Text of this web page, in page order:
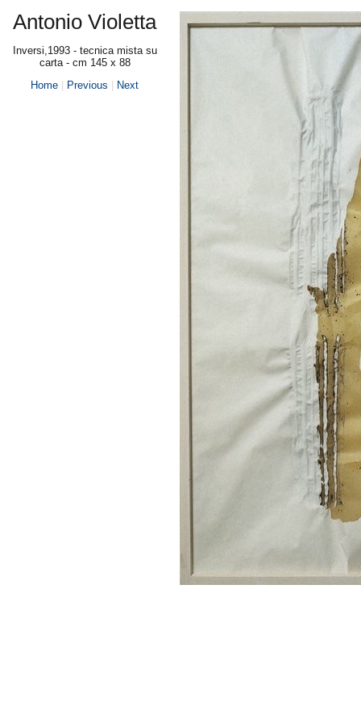
Antonio Violetta
Inversi,1993 - tecnica mista su
carta - cm 145 x 88
Home
Previous Next